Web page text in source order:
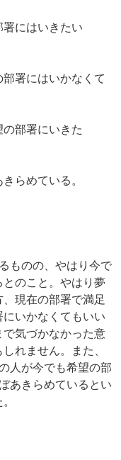
署にはいきたい
署にはいかなくて
部署にいきた
きらめている。
ものの、やはり今で
とのこと。やはり夢
現在の部署で満足
いかなくてもいい
気づかなかった意
れません。また、
人が今でも希望の部
あきらめているとい